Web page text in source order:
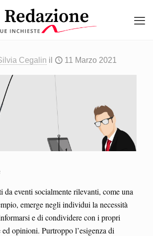
Cegalin il 11 Marzo 2021
da eventi socialmente rilevanti, come una
emerge negli individui la necessità
e di condividere con i propri
opinioni. Purtroppo l’esigenza di